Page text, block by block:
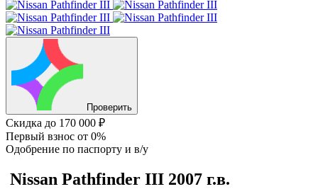
Проверить
Скидка до 170 000 ₽
Первый взнос от 0%
Одобрение по паспорту и в/у
Nissan Pathfinder III 2007 г.в.